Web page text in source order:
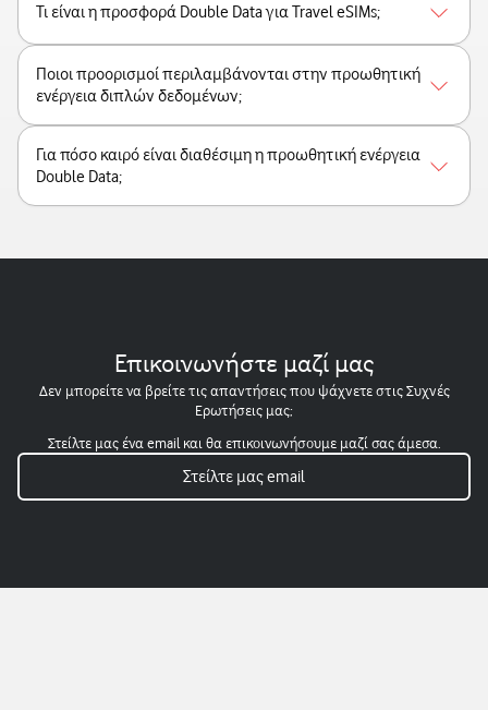
Τι είναι η προσφορά Double Data για Travel eSIMs;
Ποιοι προορισμοί περιλαμβάνονται στην προωθητική
ενέργεια διπλών δεδομένων;
Για πόσο καιρό είναι διαθέσιμη η προωθητική ενέργεια
Double Data;
Επικοινωνήστε μαζί μας
Δεν μπορείτε να βρείτε τις απαντήσεις που ψάχνετε στις Συχνές
Ερωτήσεις μας;
Στείλτε μας ένα email και θα επικοινωνήσουμε μαζί σας άμεσα.
Στείλτε μας email